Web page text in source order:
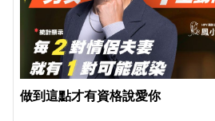
做到這點才有資格說愛你